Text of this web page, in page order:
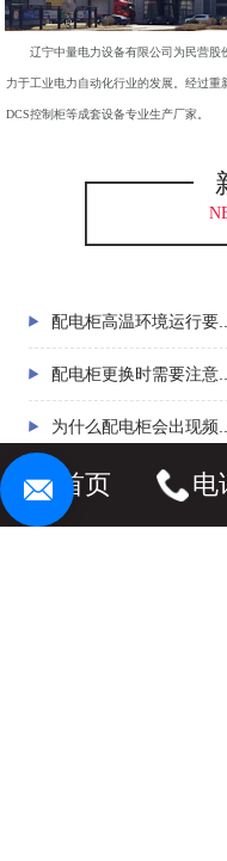
辽宁中量电力设备有限公司为民营股
力于工业电力自动化行业的发展。经过重
DCS控制柜等成套设备专业生产厂家。
配电柜高温环境运行要...
配电柜更换时需要注意...
为什么配电柜会出现频...
配电柜选购时有哪些容
首页 电